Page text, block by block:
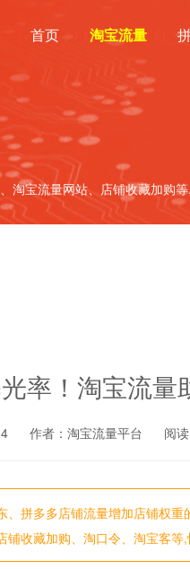
首页 淘宝流量
淘宝流量网站、店铺收藏加购等.
率！淘宝流量
作者：淘宝流量平台 阅读
拼多多店铺流量增加店铺权
收藏加购、淘口令、淘宝客等